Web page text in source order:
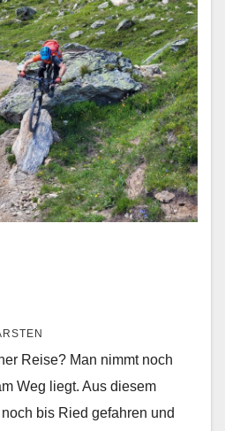
Reise? Man nimmt noch
Weg liegt. Aus diesem
bis Ried gefahren und